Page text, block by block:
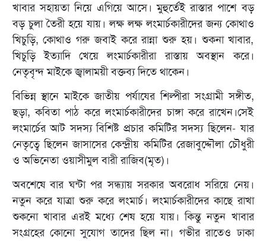
খাবার সহায়তা নিয়ে এগিয়ে আসে। মুহুর্তেই রাস্তার পাশে বড়
বড় চুলা তৈরী হয়ে যায়। লক্ষ লক্ষ লংমার্চকারীদের জন্য কোথাও
খিচুড়ি, কোথাও গরু জবাই করে রান্না শুরু হয়। শুকনা খাবার,
খিচুড়ি ইত্যাদি খেয়ে লংমার্চকারীরা রাস্তায় অবস্থান করে।
নেতৃবৃন্দ মাইকে জ্বালাময়ী বক্তব্য দিতে থাকেন।
বিভিন্ন স্থানে মাইকে জাতীয় পর্যাযের শিল্পীরা সংগ্রামী সঙ্গীত,
ছড়া, কবিতা পাঠ করে লংমার্চকারীদের চাঙ্গা করে রাখেন।সেই
লংমার্চের আট সদস্য বিশিষ্ট প্রচার কমিটির সদস্য ছিলেন- যার
নেতৃত্বে ছিলেন জাসাসের কেন্দ্রীয় কমিটির রেজাবুদ্দৌলা চৌধুরী
ও অভিনেতা ওয়াসীমুল বারী রাজিব(মৃত)।
অবশেষে বার ঘন্টা পর সন্ধ্যায় সরকার অবরোধ সরিয়ে নেয়।
নতুন করে যাত্রা শুরু করে লংমার্চ। লংমার্চকারীদের কাছে রাখা
শুকনো খাবার এরই মধ্যে শেষ হয়ে যায়। কিন্তু নতুন খাবার
সংগ্রহের কোনো সুযোগ তাদের ছিল না। গভীর রাতেও ঢাকা